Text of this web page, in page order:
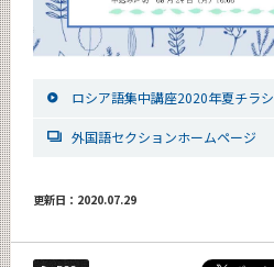
ロシア語集中講座2020年夏チラシ
外国語セクションホームページ
更新日：2020.07.29